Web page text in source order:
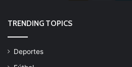
TRENDING TOPICS
Deportes